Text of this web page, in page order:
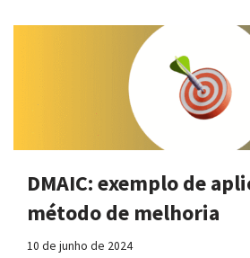
DMAIC: exemplo de
método de melhoria
10 de junho de 2024